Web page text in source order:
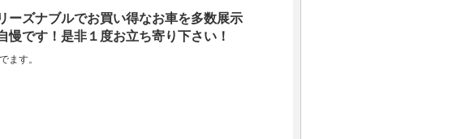
ーズナブルでお買い得なお車を多数展示
慢です！是非１度お立ち寄り下さい！
ます。